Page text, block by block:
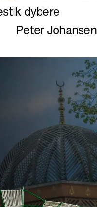
dybere
Peter Johansen